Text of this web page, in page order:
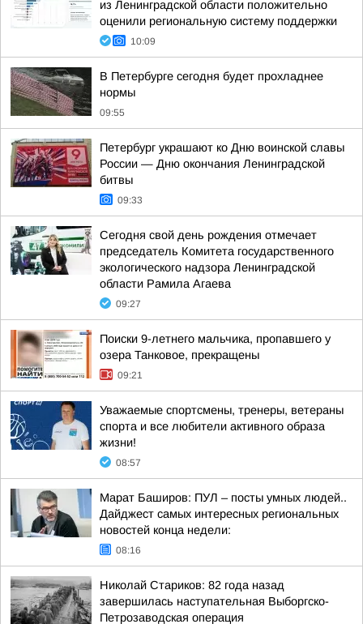
из Ленинградской области положительно
оценили региональную систему поддержки
10:09
В Петербурге сегодня будет прохладнее
нормы
09:55
Петербург украшают ко Дню воинской славы
России — Дню окончания Ленинградской
битвы
09:33
Сегодня свой день рождения отмечает
председатель Комитета государственного
экологического надзора Ленинградской
области Рамила Агаева
09:27
Поиски 9-летнего мальчика, пропавшего у
озера Танковое, прекращены
09:21
Уважаемые спортсмены, тренеры, ветераны
спорта и все любители активного образа
жизни!
08:57
Марат Баширов: ПУЛ – посты умных людей..
Дайджест самых интересных региональных
новостей конца недели:
08:16
Николай Стариков: 82 года назад
завершилась наступательная Выборгско-
Петрозаводская операция